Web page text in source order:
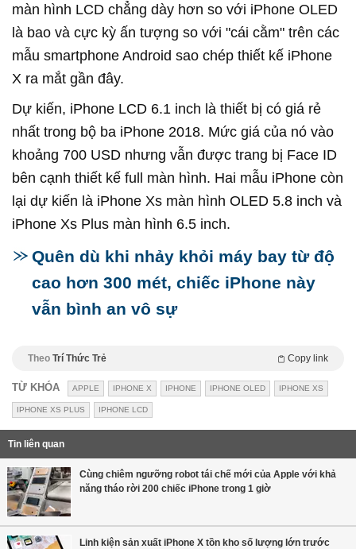
màn hình LCD chẳng dày hơn so với iPhone OLED
là bao và cực kỳ ấn tượng so với "cái cằm" trên các
mẫu smartphone Android sao chép thiết kế iPhone
X ra mắt gần đây.
Dự kiến, iPhone LCD 6.1 inch là thiết bị có giá rẻ
nhất trong bộ ba iPhone 2018. Mức giá của nó vào
khoảng 700 USD nhưng vẫn được trang bị Face ID
bên cạnh thiết kế full màn hình. Hai mẫu iPhone còn
lại dự kiến là iPhone Xs màn hình OLED 5.8 inch và
iPhone Xs Plus màn hình 6.5 inch.
Quên dù khi nhảy khỏi máy bay từ độ
cao hơn 300 mét, chiếc iPhone này
vẫn bình an vô sự
Theo Trí Thức Trẻ Copy link
TỪ KHÓA APPLE IPHONE X IPHONE IPHONE OLED IPHONE XS
IPHONE XS PLUS IPHONE LCD
Tin liên quan
Cùng chiêm ngưỡng robot tái chế mới của Apple với khả
năng tháo rời 200 chiếc iPhone trong 1 giờ
Linh kiện sản xuất iPhone X tồn kho số lượng lớn trước